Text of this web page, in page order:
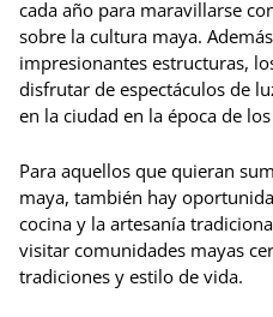
cada año para maravillarse
sobre la cultura maya.
impresionantes estructuras,
disfrutar de espectáculos de
en la ciudad en la época de
Para aquellos que quieran
maya, también hay
cocina y la artesanía
visitar comunidades mayas
tradiciones y estilo de vida.